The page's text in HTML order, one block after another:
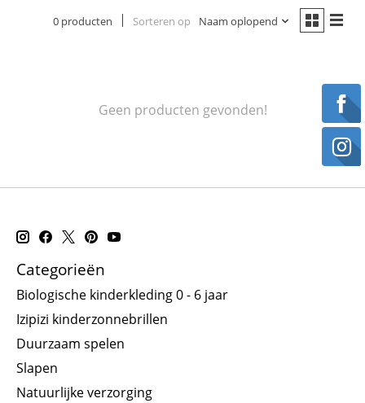
0 producten Sorteren op Naam oplopend
Geen producten gevonden!
Categorieën
Biologische kinderkleding 0 - 6 jaar
Izipizi kinderzonnebrillen
Duurzaam spelen
Slapen
Natuurlijke verzorging